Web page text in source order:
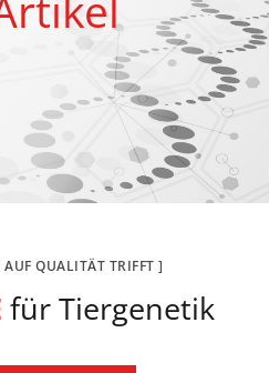
QUALITÄT TRIFFT ]
für Tiergenetik